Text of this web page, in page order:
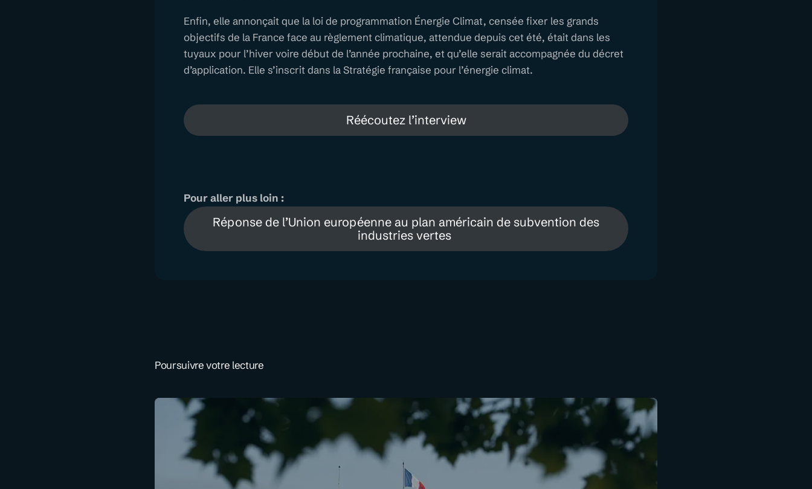
Enfin, elle annonçait que la loi de programmation Énergie Climat, censée fixer les grands
objectifs de la France face au règlement climatique, attendue depuis cet été, était dans les
tuyaux pour l’hiver voire début de l’année prochaine, et qu’elle serait accompagnée du décret
d’application. Elle s’inscrit dans la Stratégie française pour l’énergie climat.
Réécoutez l’interview
Pour aller plus loin :
Réponse de l’Union européenne au plan américain de subvention des
industries vertes
Poursuivre votre lecture